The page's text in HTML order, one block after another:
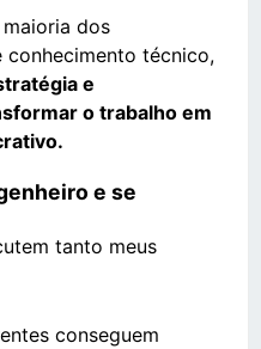
dos
técnico,
e
o trabalho em
e se
tanto meus
conseguem